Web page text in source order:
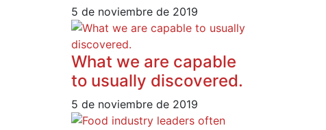
5 de noviembre de 2019
What we are capable
to usually discovered.
5 de noviembre de 2019